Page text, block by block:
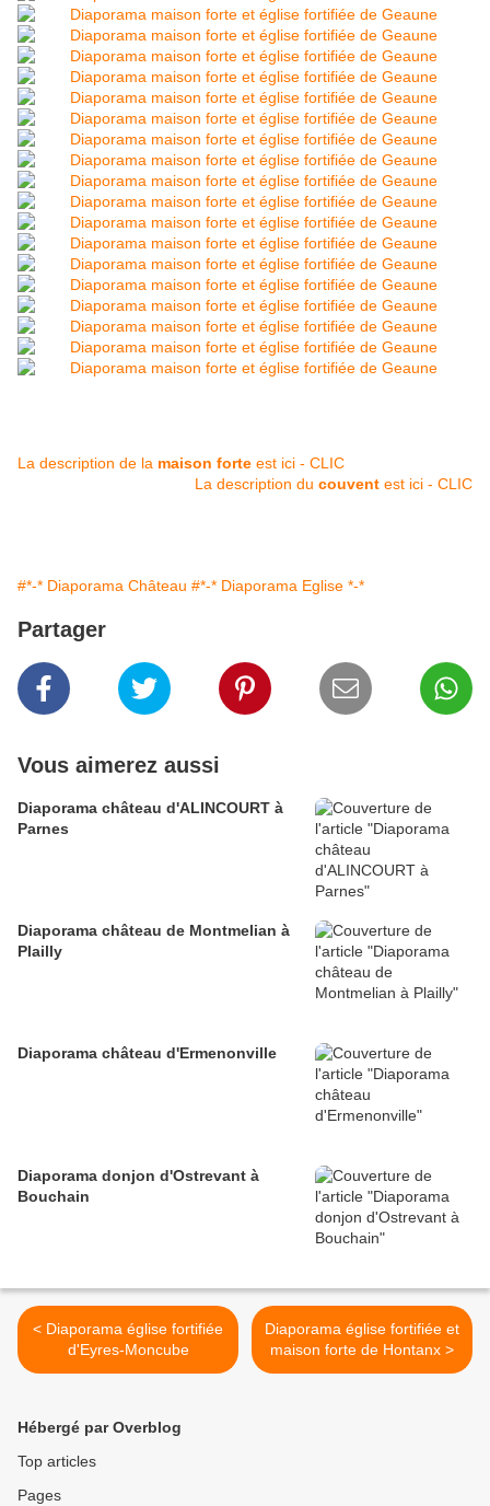
La description de la maison forte est ici - CLIC
La description du couvent est ici - CLIC
#*-* Diaporama Château #*-* Diaporama Eglise *-*
Partager
Vous aimerez aussi
Diaporama château d'ALINCOURT à
Parnes
Diaporama château de Montmelian à
Plailly
Diaporama château d'Ermenonville
Diaporama donjon d'Ostrevant à
Bouchain
< Diaporama église fortifiée
d'Eyres-Moncube
Diaporama église fortifiée et
maison forte de Hontanx >
Hébergé par Overblog
Top articles
Pages